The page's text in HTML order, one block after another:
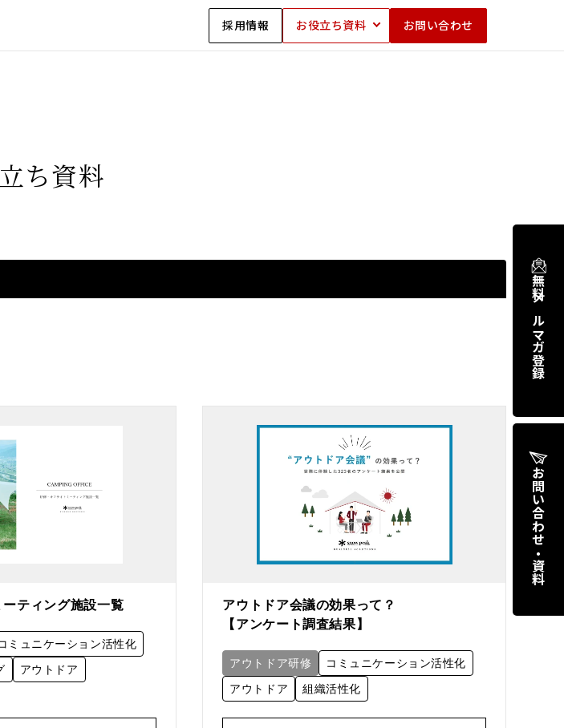
採用情報 お役立ち資料 お問い合わせ
無料メルマガ登録
お問い合わせ・資料
ち資料
ティング施設一覧
ミュニケーション活性化
アウトドア
アウトドア会議の効果って？
【アンケート調査結果】
アウトドア研修
コミュニケーション活性化
アウトドア
組織活性化